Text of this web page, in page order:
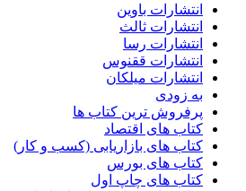
انتشارات باوین
انتشارات ثالث
انتشارات رسا
انتشارات ققنوس
انتشارات میلکان
به زودی
پرفروش ترین کتاب ها
کتاب های اقتصاد
کتاب های بازاریابی (کسب و کار)
کتاب های بورس
کتاب های چاپ اول